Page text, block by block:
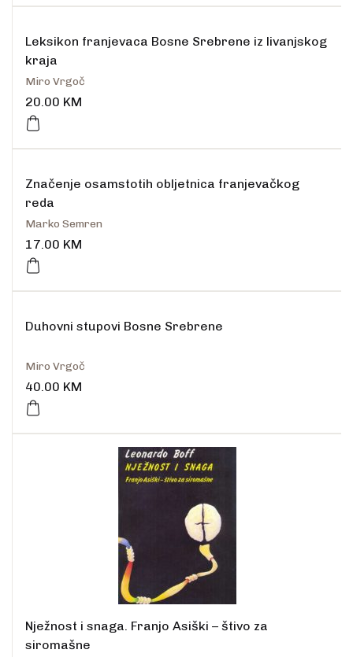
Leksikon franjevaca Bosne Srebrene iz livanjskog
kraja
Miro Vrgoč
20.00 KM
Značenje osamstotih obljetnica franjevačkog
reda
Marko Semren
17.00 KM
Duhovni stupovi Bosne Srebrene
Miro Vrgoč
40.00 KM
Nježnost i snaga. Franjo Asiški – štivo za
siromašne